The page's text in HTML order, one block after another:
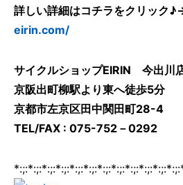
詳しい詳細はコチラをクリック
eirin.com/
サイクルショップEIRIN 今出川
京阪出町柳駅より東へ徒歩5分
京都市左京区田中関田町28-4
TEL/FAX : 075-752－0292